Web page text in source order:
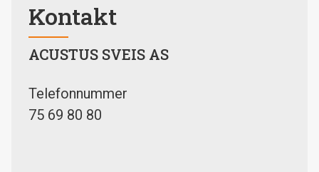
Kontakt
ACUSTUS SVEIS AS
Telefonnummer
75 69 80 80